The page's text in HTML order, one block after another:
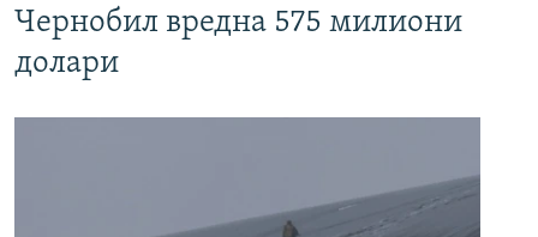
Чернобил вредна 575 милиони
долари